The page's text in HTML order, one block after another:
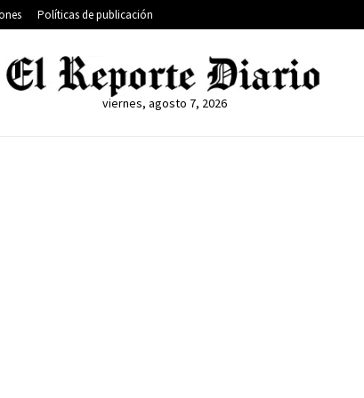
Políticas de publicación
viernes, agosto 7, 2026